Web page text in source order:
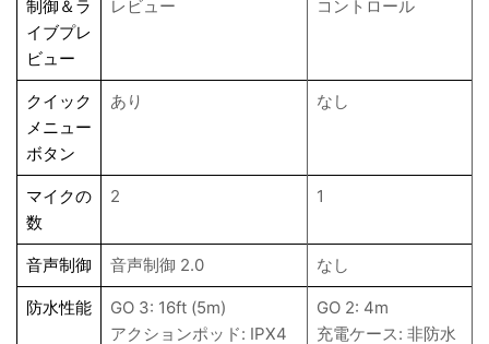
制御＆ラ
イブプレ
ビュー
レビュー
コントロール
クイック
メニュー
ボタン
あり なし
マイクの
数
2 1
音声制御 音声制御 2.0 なし
防水性能
GO 3: 16ft (5m)
アクションポッド: IPX4
GO 2: 4m
充電ケース: 非防水